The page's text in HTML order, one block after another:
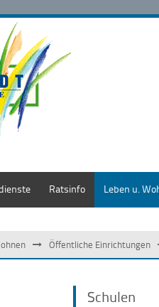
Ratsinfo Leben u.
Öffentliche Einrichtungen
Schulen